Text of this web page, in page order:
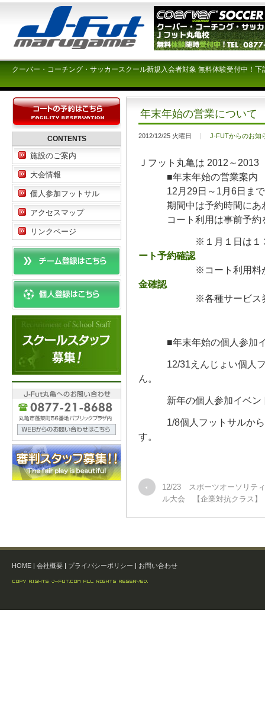
クーバー・コーチング・サッカースクール新規入会者対象 無料体験受付中！
年末年始の営業について
2012/12/25 火曜日 J-FUTからのお知
Ｊフット丸亀は 2012～
■年末年始の営業案内
12月29日～1月6日まで
期間中は予約時間にあわ
コート利用は事前予約を
※１月１日は１３
ート予約確認
※コート利用
金確認
※各種サービス券は
■年末年始の個人参加イ
12/31えんじょい個人フ
ん。
新年の個人参加イベント
1/8個人フットサルから開
す。
12/23 スポーツオーソリテ
ル大会 【企業対抗クラス
CONTENTS
施設のご案内
大会情報
個人参加フットサル
アクセスマップ
リンクページ
HOME | 会社概要 | プライバシーポリシー | お問い合わせ